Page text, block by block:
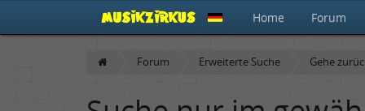
Home Forum
Forum Erweiterte Suche Gehe